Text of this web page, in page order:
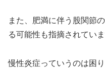
また、肥満に伴う股関節
る可能性も指摘されていま
慢性炎症っていうのは困